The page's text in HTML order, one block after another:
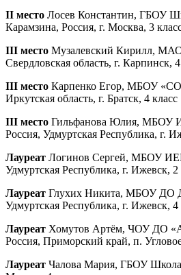
II место Лосев Константин, ГБОУ
Карамзина, Россия, г. Москва, 3
III место Музалевский Кирилл,
Свердловская область, г. Карпинск,
III место Карпенко Егор, МБОУ
Иркутская область, г. Братск, 4 класс
III место Гильфанова Юлия, МБОУ
Россия, Удмуртская Республика, г.
Лауреат Логинов Сергей, МБОУ
Удмуртская Республика, г. Ижевск, 2
Лауреат Глухих Никита, МБОУ ДО
Удмуртская Республика, г. Ижевск, 4
Лауреат Хомутов Артём, ЧОУ ДО
Россия, Приморский край, п.
Лауреат Чалова Мария, ГБОУ